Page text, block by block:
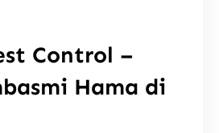
Control –
Hama di